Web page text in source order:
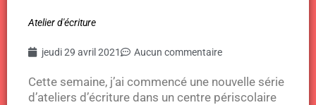
Atelier d'écriture
jeudi 29 avril 2021 Aucun commentaire
Cette semaine, j’ai commencé une nouvelle série
d’ateliers d’écriture dans un centre périscolaire